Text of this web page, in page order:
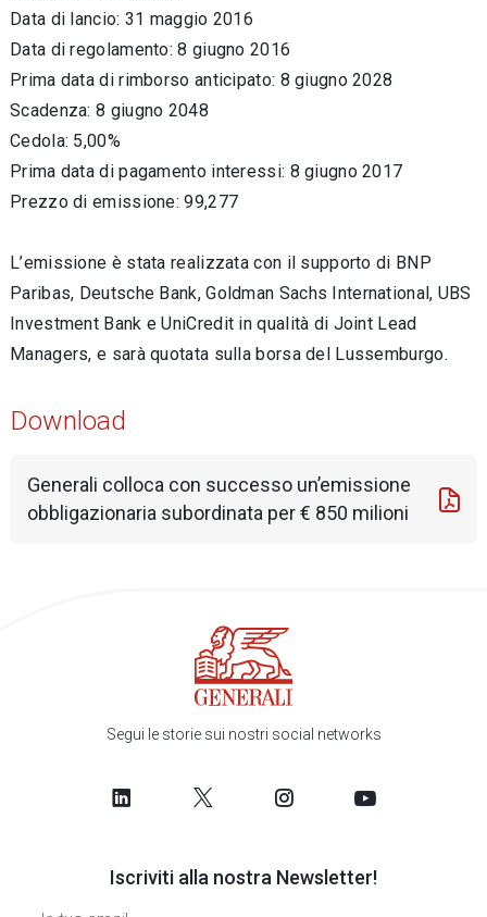
Data di lancio: 31 maggio 2016
Data di regolamento: 8 giugno 2016
Prima data di rimborso anticipato: 8 giugno 2028
Scadenza: 8 giugno 2048
Cedola: 5,00%
Prima data di pagamento interessi: 8 giugno 2017
Prezzo di emissione: 99,277
L’emissione è stata realizzata con il supporto di BNP
Paribas, Deutsche Bank, Goldman Sachs International, UBS
Investment Bank e UniCredit in qualità di Joint Lead
Managers, e sarà quotata sulla borsa del Lussemburgo.
Download
Generali colloca con successo un’emissione
obbligazionaria subordinata per € 850 milioni
Segui le storie sui nostri social networks
Iscriviti alla nostra Newsletter!